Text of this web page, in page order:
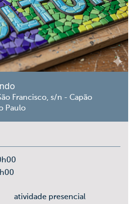
Francisco, s/n - Capão
Paulo
atividade presencial